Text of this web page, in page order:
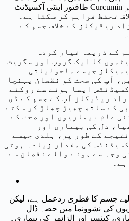
طاقتور اینٹی آکسیڈنٹ Curcumin آزاد ریڈیکلز کو بے اثر
تحفظ فراہم کر سکتا ہے۔
ریڈیکلز کے خلاف جسم کے
کے ذریعہ تیار کردہ
کا ایک گروپ اور سگریٹ
جیسے ماحولیاتی
آپ کی صحت کو نقصان پہنچا
ایسا ہونے سے روکنے
ریڈیکلز آپ کے جسم کے ڈی
کے ساتھ چھیڑ چھاڑ کر سکتے
عام بیماریوں اور صحت کے
دل کی بیماری اور
کے طور پر، ہلدی جیسے
کی مقدار زیادہ ہوتی
وجہ سے ہونے والے نقصان سے
جسم کا فطری ردعمل ہے، لیکن
کی نشوونما میں حصہ ڈال
کینسر اور الزائمر کی بیماری۔